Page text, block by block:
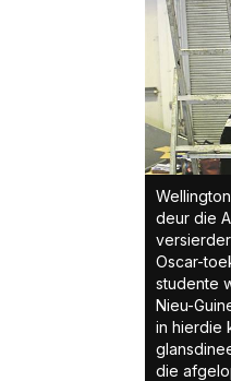
deur die
Oscar-
studente
Nieu-
in hierdie
die